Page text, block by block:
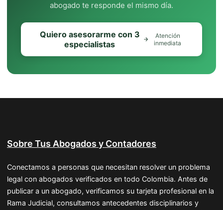
abogado te responde el mismo día.
Quiero asesorarme con 3
especialistas
Atención
inmediata
Sobre Tus Abogados y Contadores
Conectamos a personas que necesitan resolver un problema
legal con abogados verificados en todo Colombia. Antes de
publicar a un abogado, verificamos su tarjeta profesional en la
Rama Judicial, consultamos antecedentes disciplinarios y